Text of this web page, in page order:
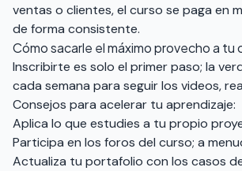
ventas o clientes, el curso se paga en
de forma consistente.
Cómo sacarle el máximo provecho a tu
Inscribirte es solo el primer paso; la
cada semana para seguir los videos,
Consejos para acelerar tu aprendizaje:
Aplica lo que estudies a tu propio
Participa en los foros del curso; a
Actualiza tu portafolio con los casos